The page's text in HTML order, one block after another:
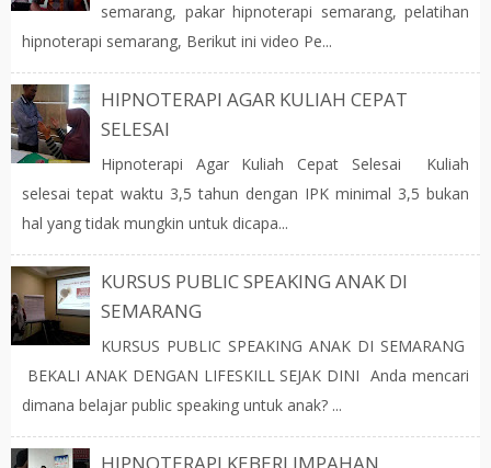
semarang, pakar hipnoterapi semarang, pelatihan
hipnoterapi semarang, Berikut ini video Pe...
HIPNOTERAPI AGAR KULIAH CEPAT
SELESAI
Hipnoterapi Agar Kuliah Cepat Selesai Kuliah
selesai tepat waktu 3,5 tahun dengan IPK minimal 3,5 bukan
hal yang tidak mungkin untuk dicapa...
KURSUS PUBLIC SPEAKING ANAK DI
SEMARANG
KURSUS PUBLIC SPEAKING ANAK DI SEMARANG
BEKALI ANAK DENGAN LIFESKILL SEJAK DINI Anda mencari
dimana belajar public speaking untuk anak? ...